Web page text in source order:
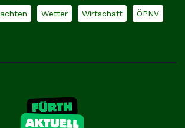
Wetter Wirtschaft ÖPNV